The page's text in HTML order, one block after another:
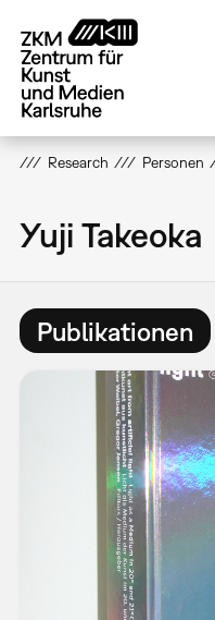
zum
Inhalt
Research Personen
Yuji Takeoka
Publikationen